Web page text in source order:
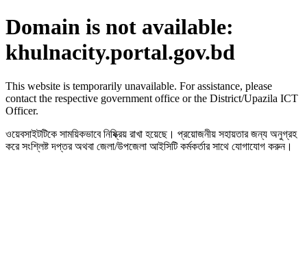
Domain is not available:
khulnacity.portal.gov.bd
This website is temporarily unavailable. For assistance, please
contact the respective government office or the District/Upazila ICT
Officer.
ওয়েবসাইটটিকে সাময়িকভাবে নিষ্ক্রিয় রাখা হয়েছে। প্রয়োজনীয় সহায়তার জন্য অনুগ্রহ
করে সংশ্লিষ্ট দপ্তর অথবা জেলা/উপজেলা আইসিটি কর্মকর্তার সাথে যোগাযোগ করুন।